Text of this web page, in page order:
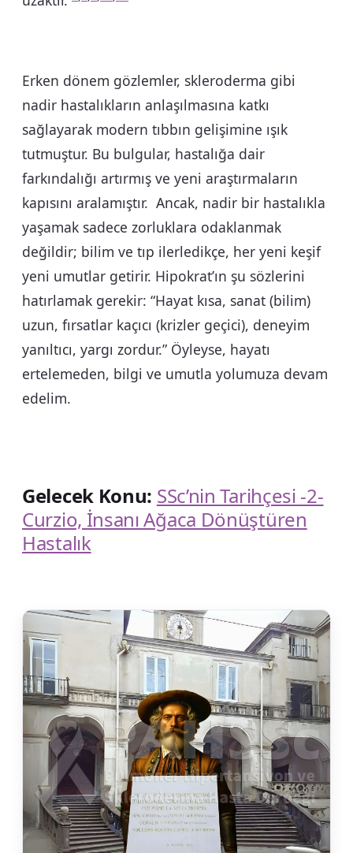
Erken dönem gözlemler, skleroderma gibi
nadir hastalıkların anlaşılmasına katkı
sağlayarak modern tıbbın gelişimine ışık
tutmuştur. Bu bulgular, hastalığa dair
farkındalığı artırmış ve yeni araştırmaların
kapısını aralamıştır. Ancak, nadir bir hastalıkla
yaşamak sadece zorluklara odaklanmak
değildir; bilim ve tıp ilerledikçe, her yeni keşif
yeni umutlar getirir. Hipokrat’ın şu sözlerini
hatırlamak gerekir: “Hayat kısa, sanat (bilim)
uzun, fırsatlar kaçıcı (krizler geçici), deneyim
yanıltıcı, yargı zordur.” Öyleyse, hayatı
ertelemeden, bilgi ve umutla yolumuza devam
edelim.
Gelecek Konu: SSc’nin Tarihçesi -2-
Curzio, İnsanı Ağaca Dönüştüren
Hastalık